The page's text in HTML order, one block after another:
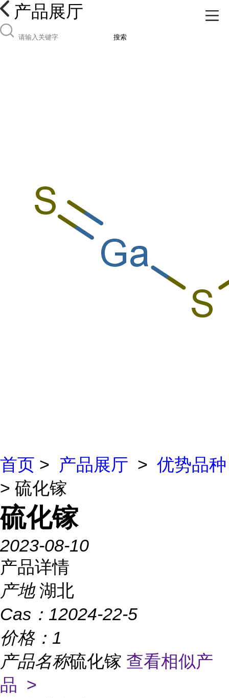
产品展厅
搜索
首页 > 产品展厅 > 优势品种
> 硫化镓
硫化镓
2023-08-10
产品详情
产地 湖北
Cas： 12024-22-5
价格： 1
产品名称硫化镓 查看相似产
品 >